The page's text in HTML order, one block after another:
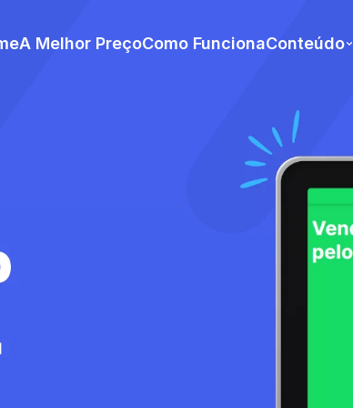
A Melhor PreçoComo FuncionaConteúdo